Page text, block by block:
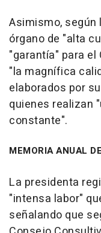
Asimismo, según
órgano de "alta
"garantía" para el
"la magnífica
elaborados por
quienes realizan
constante".
MEMORIA ANUAL
La presidenta
"intensa labor"
señalando que